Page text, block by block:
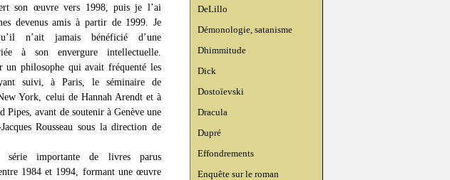
DeLillo
Démonologie, satanisme
Dhimmitude
Dick
Dostoïevski
Dracula
Dupré
Effondrements
Enquête sur le roman
son œuvre vers 1998, puis je l’ai
devenus amis à partir de 1999. Je
n’ait jamais bénéficié d’une
à son envergure intellectuelle.
un philosophe qui avait fréquenté les
suivi, à Paris, le séminaire de
York, celui de Hannah Arendt et à
Pipes, avant de soutenir à Genève une
Rousseau sous la direction de
importante de livres parus
1984 et 1994, formant une œuvre